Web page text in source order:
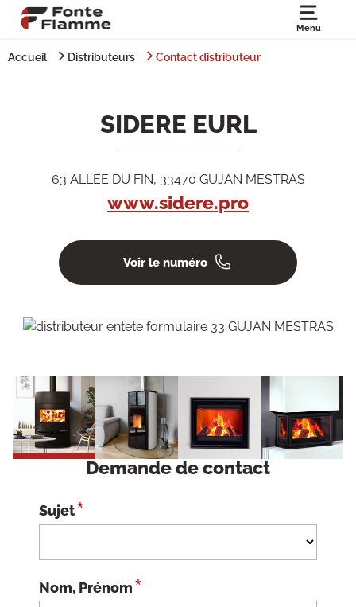
Menu
Accueil Distributeurs Contact distributeur
SIDERE EURL
63 ALLEE DU FIN, 33470 GUJAN MESTRAS
www.sidere.pro
Voir le numéro
Demande de contact
Sujet*
Nom, Prénom*